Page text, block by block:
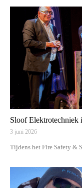
Sloof Elektrotechniek
3 juni 2026
Tijdens het Fire Safety &